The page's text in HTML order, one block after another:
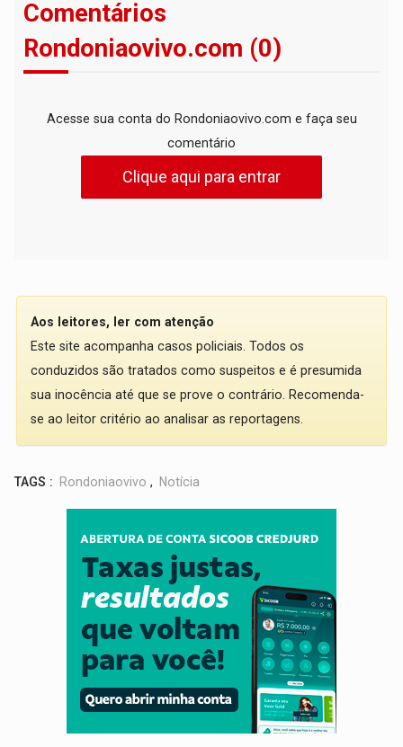
Comentários
Rondoniaovivo.com (0)
Acesse sua conta do Rondoniaovivo.com e faça seu
comentário
Clique aqui para entrar
Aos leitores, ler com atenção
Este site acompanha casos policiais. Todos os
conduzidos são tratados como suspeitos e é presumida
sua inocência até que se prove o contrário. Recomenda-
se ao leitor critério ao analisar as reportagens.
TAGS : Rondoniaovivo , Notícia